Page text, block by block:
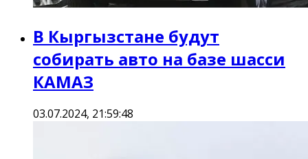
В Кыргызстане будут
собирать авто на базе шасси
КАМАЗ
03.07.2024, 21:59:48